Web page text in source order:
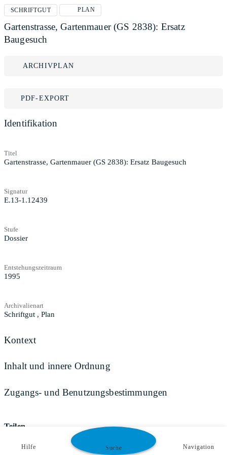
SCHRIFTGUT PLAN
Gartenstrasse, Gartenmauer (GS 2838): Ersatz
Baugesuch
ARCHIVPLAN
PDF-EXPORT
Identifikation
Titel
Gartenstrasse, Gartenmauer (GS 2838): Ersatz Baugesuch
Signatur
E.13-1.12439
Stufe
Dossier
Entstehungszeitraum
1995
Archivalienart
Schriftgut , Plan
Kontext
Inhalt und innere Ordnung
Zugangs- und Benutzungsbestimmungen
Teilen
Hilfe Suche Navigation